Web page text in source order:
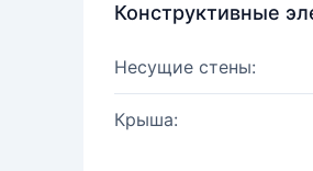
Конструктивные
Несущие стены:
Крыша: